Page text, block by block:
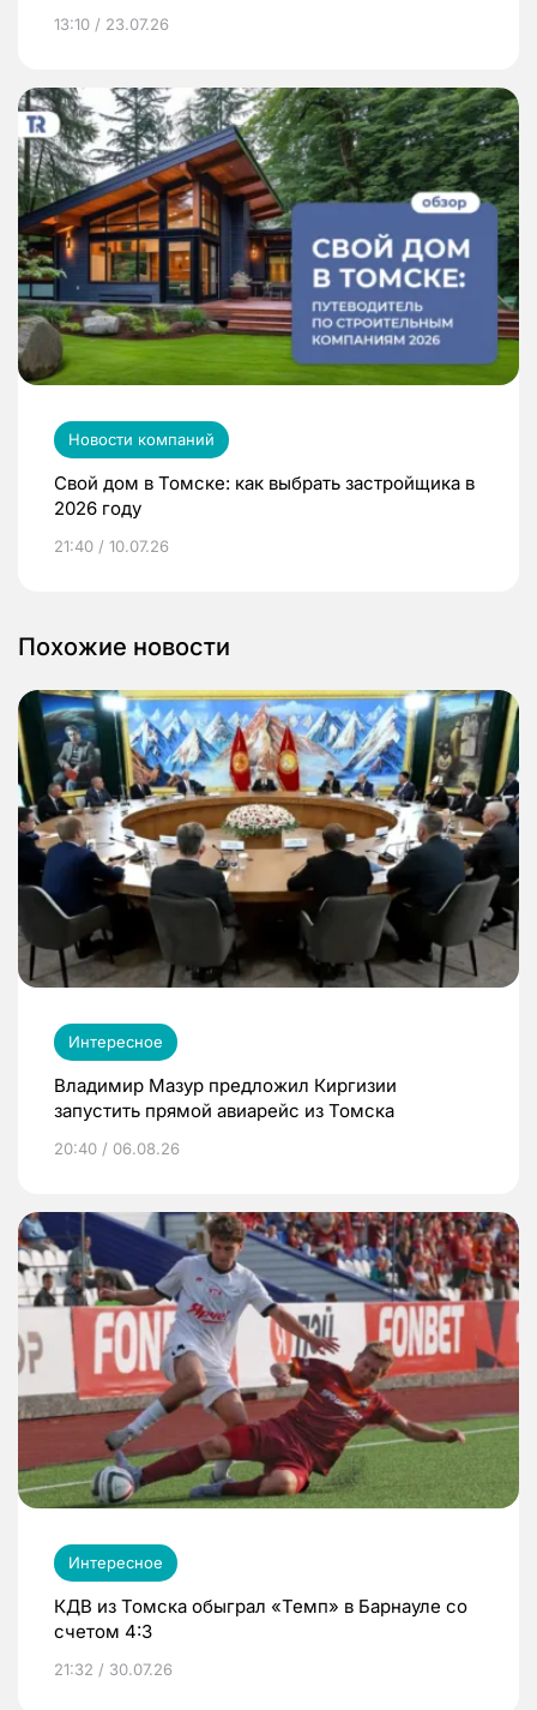
13:10 / 23.07.26
Новости компаний
Свой дом в Томске: как выбрать застройщика в
2026 году
21:40 / 10.07.26
Похожие новости
Интересное
Владимир Мазур предложил Киргизии
запустить прямой авиарейс из Томска
20:40 / 06.08.26
Интересное
КДВ из Томска обыграл «Темп» в Барнауле со
счетом 4:3
21:32 / 30.07.26